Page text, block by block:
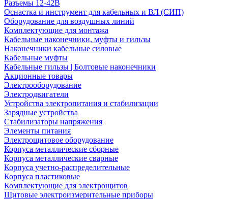
Разъемы 12-42В
Оснастка и инструмент для кабельных и ВЛ (СИП)
Оборудование для воздушных линий
Комплектующие для монтажа
Кабельные наконечники, муфты и гильзы
Наконечники кабельные силовые
Кабельные муфты
Кабельные гильзы | Болтовые наконечники
Акционные товары
Электрооборудование
Электродвигатели
Устройства электропитания и стабилизации
Зарядные устройства
Стабилизаторы напряжения
Элементы питания
Электрощитовое оборудование
Корпуса металлические сборные
Корпуса металлические сварные
Корпуса учетно-распределительные
Корпуса пластиковые
Комплектующие для электрощитов
Щитовые электроизмерительные приборы